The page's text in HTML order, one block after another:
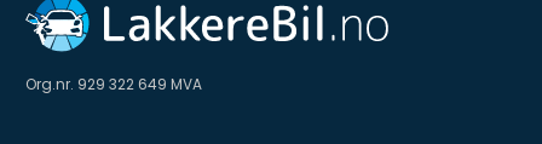
Org.nr. 929 322 649 MVA